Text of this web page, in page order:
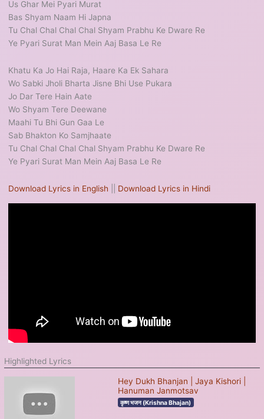
Us Ghar Mei Pyari Murat
Bas Shyam Naam Hi Japna
Tu Chal Chal Chal Chal Shyam Prabhu Ke Dware Re
Ye Pyari Surat Man Mein Aaj Basa Le Re
Khatu Ka Jo Hai Raja, Haare Ka Ek Sahara
Wo Sabki Jholi Bharta Jisne Bhi Use Pukara
Jo Dar Tere Hain Aate
Wo Shyam Tere Deewane
Maahi Tu Bhi Gun Gaa Le
Sab Bhakton Ko Samjhaate
Tu Chal Chal Chal Chal Shyam Prabhu Ke Dware Re
Ye Pyari Surat Man Mein Aaj Basa Le Re
Download Lyrics in English Download Lyrics in Hindi
Highlighted Lyrics
Hey Dukh Bhanjan | Jaya Kishori |
Hanuman Janmotsav
कृष्ण भजन (Krishna Bhajan)